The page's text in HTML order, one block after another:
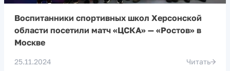
Воспитанники спортивных школ Херсонской
области посетили матч «ЦСКА» — «Ростов» в
Москве
25.11.2024 Читать